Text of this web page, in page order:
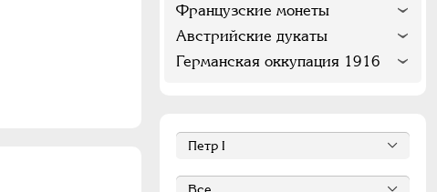
Французские монеты
Австрийские дукаты
Германская оккупация 1916